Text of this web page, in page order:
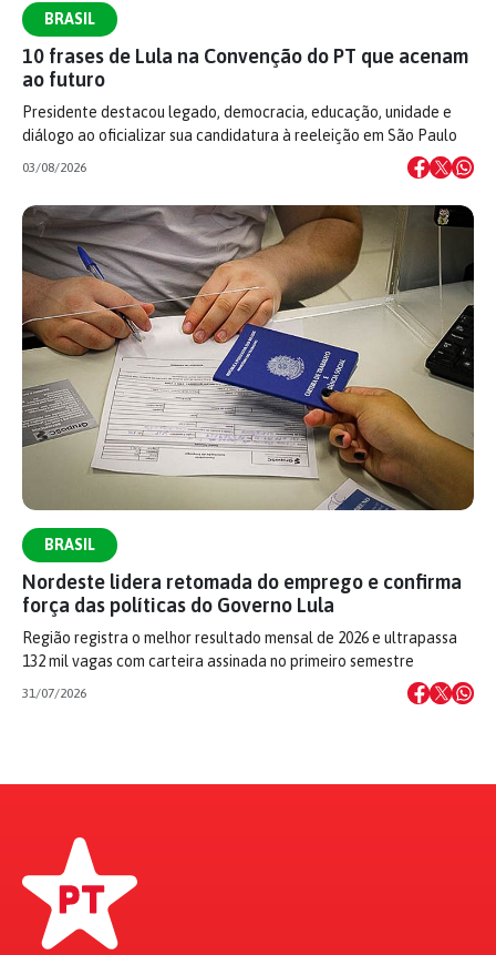
BRASIL
10 frases de Lula na Convenção do PT que acenam
ao futuro
Presidente destacou legado, democracia, educação, unidade e
diálogo ao oficializar sua candidatura à reeleição em São Paulo
03/08/2026
BRASIL
Nordeste lidera retomada do emprego e confirma
força das políticas do Governo Lula
Região registra o melhor resultado mensal de 2026 e ultrapassa
132 mil vagas com carteira assinada no primeiro semestre
31/07/2026